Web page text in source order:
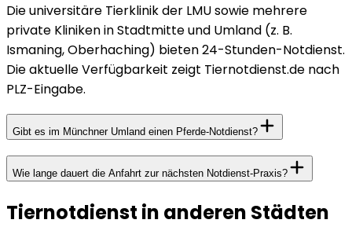
Die universitäre Tierklinik der LMU sowie mehrere
private Kliniken in Stadtmitte und Umland (z. B.
Ismaning, Oberhaching) bieten 24-Stunden-Notdienst.
Die aktuelle Verfügbarkeit zeigt Tiernotdienst.de nach
PLZ-Eingabe.
Gibt es im Münchner Umland einen Pferde-Notdienst?
Wie lange dauert die Anfahrt zur nächsten Notdienst-Praxis?
Tiernotdienst in anderen Städten